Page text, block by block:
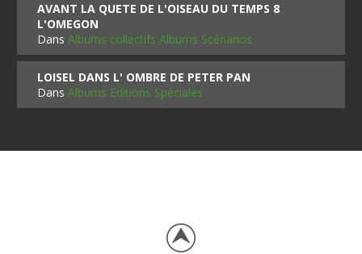
AVANT LA QUETE DE L'OISEAU DU TEMPS 8
L'OMEGON
DansAlbums collectifs Albums Scénarios
LOISEL DANS L' OMBRE DE PETER PAN
DansAlbums Editions Spéciales